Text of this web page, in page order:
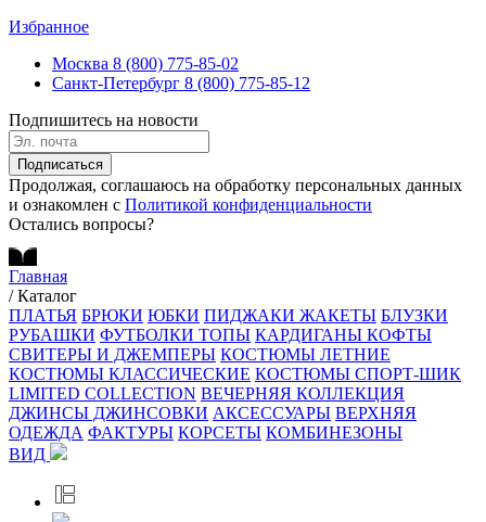
Избранное
Москва 8 (800) 775-85-02
Санкт-Петербург 8 (800) 775-85-12
Подпишитесь на новости
Подписаться
Продолжая, соглашаюсь на обработку персональных данных
и ознакомлен с Политикой конфиденциальности
Остались вопросы?
Главная
/ Каталог
ПЛАТЬЯ БРЮКИ ЮБКИ ПИДЖАКИ ЖАКЕТЫ БЛУЗКИ
РУБАШКИ ФУТБОЛКИ ТОПЫ КАРДИГАНЫ КОФТЫ
СВИТЕРЫ И ДЖЕМПЕРЫ КОСТЮМЫ ЛЕТНИЕ
КОСТЮМЫ КЛАССИЧЕСКИЕ КОСТЮМЫ СПОРТ-ШИК
LIMITED COLLECTION ВЕЧЕРНЯЯ КОЛЛЕКЦИЯ
ДЖИНСЫ ДЖИНСОВКИ АКСЕССУАРЫ ВЕРХНЯЯ
ОДЕЖДА ФАКТУРЫ КОРСЕТЫ КОМБИНЕЗОНЫ
ВИД